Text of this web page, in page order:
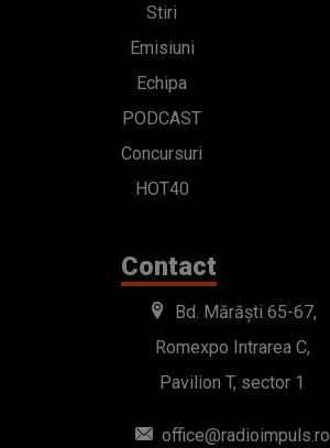
Stiri
Emisiuni
Echipa
PODCAST
Concursuri
HOT40
Contact
Bd. Mărăști 65-67,
Romexpo Intrarea C,
Pavilion T, sector 1
office@radioimpuls.ro